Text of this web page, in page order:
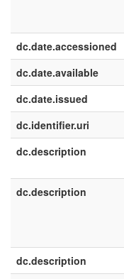
dc.date.accessioned
dc.date.available
dc.date.issued
dc.identifier.uri
dc.description
dc.description
dc.description